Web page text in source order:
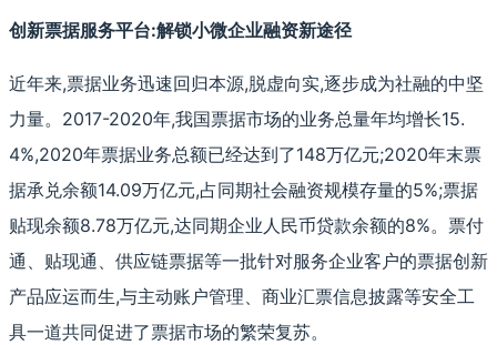
创新票据服务平台:解锁小微企业融资新途径
近年来,票据业务迅速回归本源,脱虚向实,逐步成为社融的中坚
力量。2017-2020年,我国票据市场的业务总量年均增长15.
4%,2020年票据业务总额已经达到了148万亿元;2020年末票
据承兑余额14.09万亿元,占同期社会融资规模存量的5%;票据
贴现余额8.78万亿元,达同期企业人民币贷款余额的8%。票付
通、贴现通、供应链票据等一批针对服务企业客户的票据创新
产品应运而生,与主动账户管理、商业汇票信息披露等安全工
具一道共同促进了票据市场的繁荣复苏。